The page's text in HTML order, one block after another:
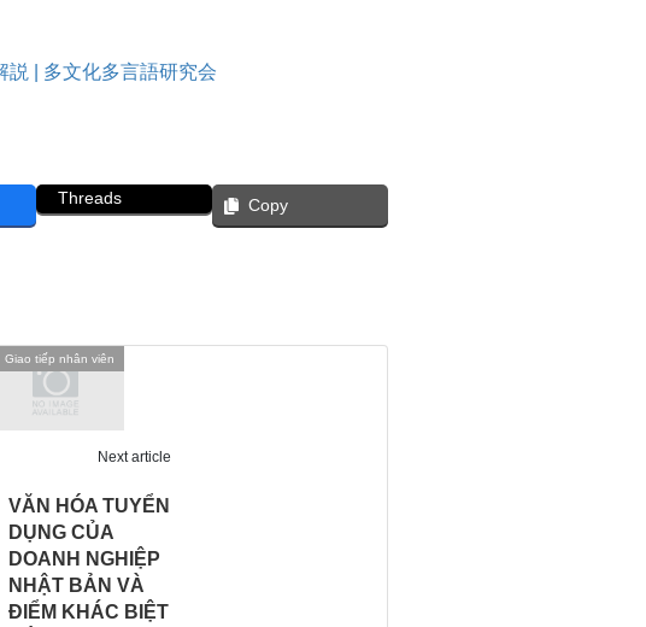
説 | 多文化多言語研究会
Threads Copy
Giao tiếp nhân viên
Next article
VĂN HÓA TUYỂN
DỤNG CỦA
DOANH NGHIỆP
NHẬT BẢN VÀ
ĐIỂM KHÁC BIỆT